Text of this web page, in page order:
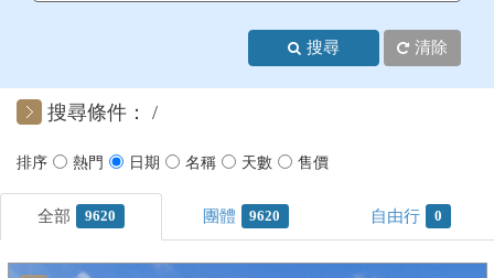
+
客製化行程
搜尋 清除
搜尋條件：
9620 9620 0